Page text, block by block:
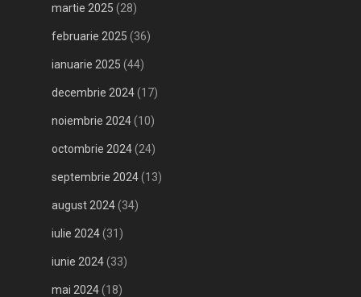
martie 2025 (28)
februarie 2025 (36)
ianuarie 2025 (44)
decembrie 2024(17)
noiembrie 2024(10)
octombrie 2024(24)
septembrie 2024(13)
august 2024(34)
iulie 2024(31)
iunie 2024(33)
mai 2024(18)